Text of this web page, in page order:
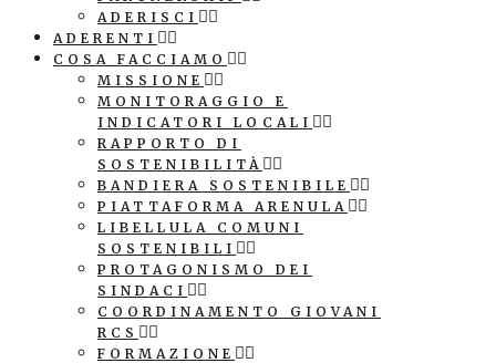
ADERISCI
ADERENTI
COSA FACCIAMO
MISSIONE
MONITORAGGIO E
INDICATORI LOCALI
RAPPORTO DI
SOSTENIBILITÀ
BANDIERA SOSTENIBILE
PIATTAFORMA ARENULA
LIBELLULA COMUNI
SOSTENIBILI
PROTAGONISMO DEI
SINDACI
COORDINAMENTO GIOVANI
RCS
FORMAZIONE